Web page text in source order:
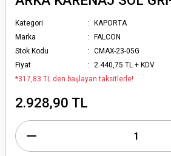
Kategori
KAPORTA
Marka
FALCON
Stok Kodu
CMAX-23-05G
Fiyat
2.440,75 TL + KDV
*317,83 TL den başlayan taksitlerle!
2.928,90 TL